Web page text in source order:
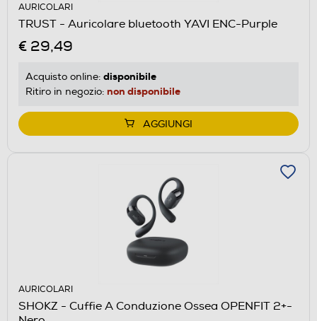
AURICOLARI
TRUST - Auricolare bluetooth YAVI ENC-Purple
€ 29,49
Acquisto online: disponibile
Ritiro in negozio: non disponibile
AGGIUNGI
AURICOLARI
SHOKZ - Cuffie A Conduzione Ossea OPENFIT 2+-